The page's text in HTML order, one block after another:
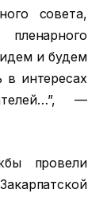
совета,
и будем
в интересах
—
провели